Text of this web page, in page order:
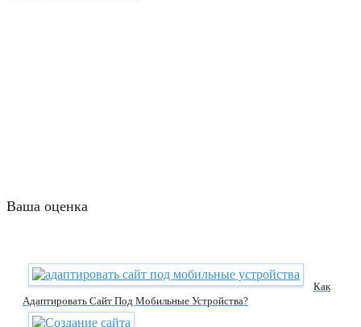
Ваша оценка
Как
Адаптировать Сайт Под Мобильные Устройства?